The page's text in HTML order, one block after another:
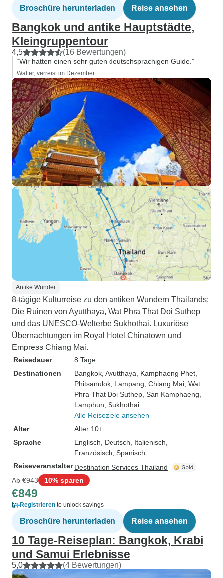
Broschüre herunterladen Reise ansehen
Bangkok und antike Hauptstädte,
Kleingruppentour
4,5 (16 Bewertungen)
“Wir hatten einen sehr guten deutschsprachigen Guide.”
Walter, verreist im Dezember
Antike Wunder
8-tägige Kulturreise zu den antiken Wundern Thailands:
Die Ruinen von Ayutthaya, Wat Phra That Doi Suthep
und das UNESCO-Welterbe Sukhothai. Luxuriöse
Übernachtungen im Royal Hotel Chinatown und
Empress Chiang Mai.
Reisedauer
8 Tage
Destinationen
Bangkok , Ayutthaya , Kamphaeng Phet
Phitsanulok , Lampang , Chiang Mai , Wat
Phra That Doi Suthep , San Kamphaeng
Lamphun , Sukhothai
Alle Reiseziele ansehen
Alter
Alter 10+
Sprache
Englisch, Deutsch, Italienisch,
Französisch, Spanisch
Reiseveranstalter Destination Services Thailand
Ab €943 10% sparen
€849
Registrieren to unlock savings
Broschüre herunterladen Reise ansehen
10 Tage-Reiseplan: Bangkok, Krabi
und Samui Erlebnisse
5,0 (4 Bewertungen)